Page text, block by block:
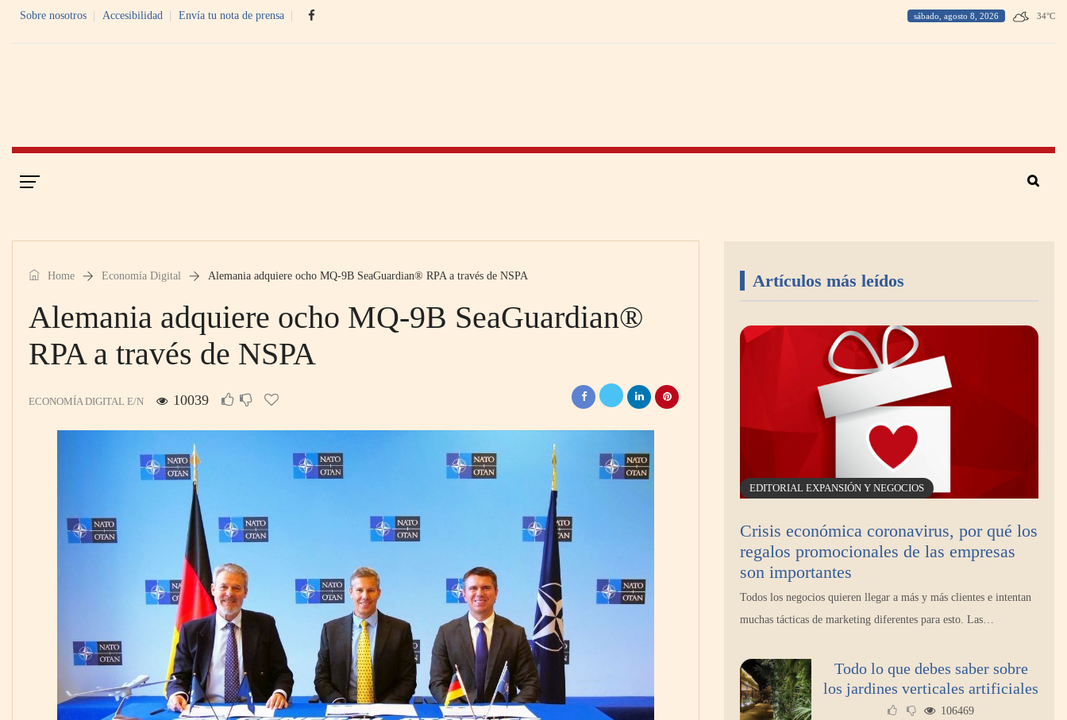
Sobre nosotros Accesibilidad Envía tu nota de prensa sábado, agosto 8, 2026 34°C
Home Economía Digital Alemania adquiere ocho MQ-9B SeaGuardian® RPA a través de NSPA
Alemania adquiere ocho MQ-9B SeaGuardian®
RPA a través de NSPA
ECONOMÍA DIGITAL E/N 10039
Artículos más leídos
EDITORIAL EXPANSIÓN Y NEGOCIOS
Crisis económica coronavirus, por qué los
regalos promocionales de las empresas
son importantes
Todos los negocios quieren llegar a más y más clientes e intentan
muchas tácticas de marketing diferentes para esto. Las…
Todo lo que debes saber sobre
los jardines verticales artificiales
106469